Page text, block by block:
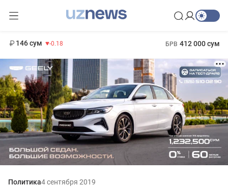
146 сум -0.18 БРВ 412 000 сум
Политика4 сентября 2019